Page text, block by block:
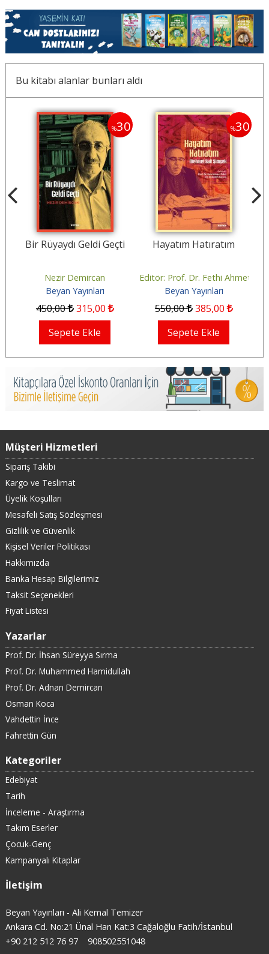
Bu kitabı alanlar bunları aldı
%30
Bir Rüyaydı Geldi Geçti
Nezir Demircan
Beyan Yayınları
450,00 315,00
Sepete Ekle
%30
Hayatım Hatıratım
Editör: Prof. Dr. Fethi Ahmet
Beyan Yayınları
550,00 385,00
Sepete Ekle
Müşteri Hizmetleri
Sipariş Takibi
Kargo ve Teslimat
Üyelik Koşulları
Mesafeli Satış Sözleşmesi
Gizlilik ve Güvenlik
Kişisel Veriler Politikası
Hakkımızda
Banka Hesap Bilgilerimiz
Taksit Seçenekleri
Fiyat Listesi
Yazarlar
Prof. Dr. İhsan Süreyya Sırma
Prof. Dr. Muhammed Hamidullah
Prof. Dr. Adnan Demircan
Osman Koca
Vahdettin İnce
Fahrettin Gün
Kategoriler
Edebiyat
Tarih
İnceleme - Araştırma
Takım Eserler
Çocuk-Genç
Kampanyalı Kitaplar
İletişim
Beyan Yayınları - Ali Kemal Temizer
Ankara Cd. No:21 Ünal Han Kat:3 Cağaloğlu Fatih/İstanbul
+90 212 512 76 97
908502551048